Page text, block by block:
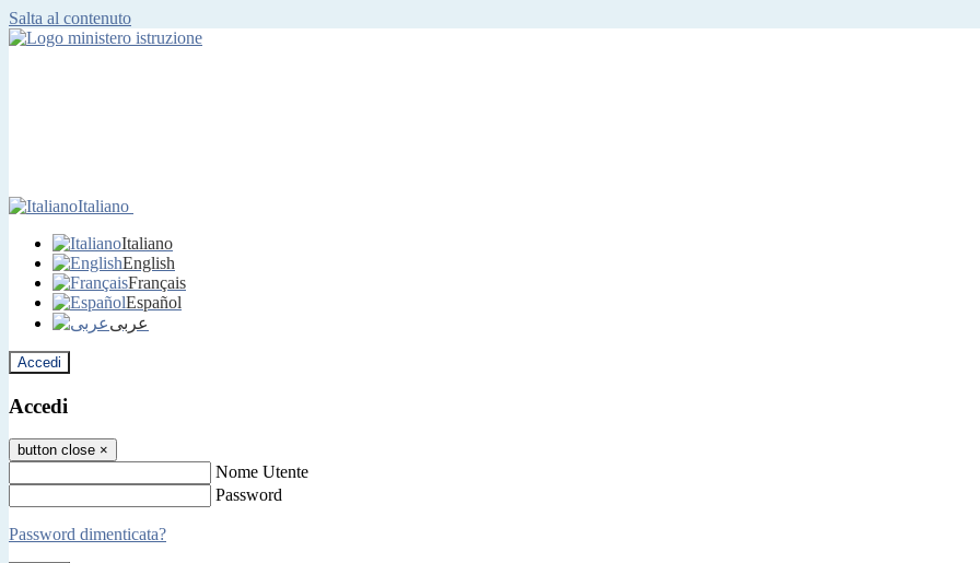
Salta al contenuto
Italiano
Italiano
English
Français
Español
عربى
Accedi
Accedi
button close ×
Nome Utente
Password
Password dimenticata?